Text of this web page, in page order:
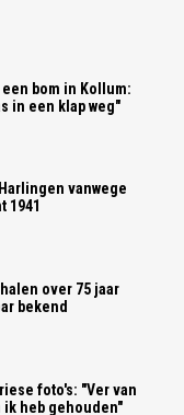
bom in Kollum:
in een klap weg"
vanwege
1941
over 75 jaar
bekend
foto's: "Ver van
ik heb gehouden"